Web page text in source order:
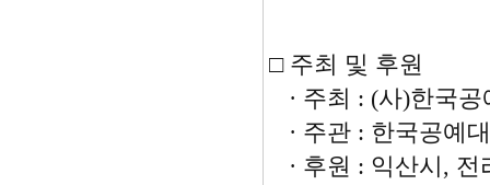
□ 주최 및 후원
· 주최 : (사)한국공
· 주관 : 한국공예
· 후원 : 익산시, 전